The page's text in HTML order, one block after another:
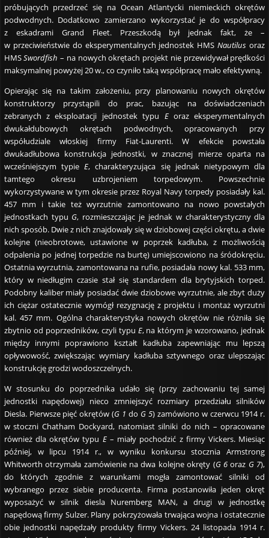
próbujących przedrzeć się na Ocean Atlantycki niemieckich okrętów
podwodnych. Dodatkowo zamierzano wykorzystać je do współpracy
z eskadrami Grand Fleet. Przeszkodą był jednak fakt, że –
w przeciwieństwie do eksperymentalnych jednostek HMSNautilus oraz
HMSSwordfish – na nowych okrętach projekt nie przewidywał prędkości
maksymalnej powyżej 20 w., co czyniło taką współpracę mało efektywną.
Opierając się na takim założeniu, przy planowaniu nowych okrętów
konstruktorzy przystąpili do prac, bazując na doświadczeniach
zebranych z eksploatacji jednostek typu Eoraz eksperymentalnych
dwukałdubowych okrętach podwodnych, opracowanych przy
współudziale włoskiej firmy Fiat-Laurenti. W efekcie powstała
dwukadłubowa konstrukcja jednostki, w znacznej mierze oparta na
wcześniejszym typieE, charakteryzująca się jednak nietypowym dla
tamtego okresu uzbrojeniem torpedowym. Powszechnie
wykorzystywane w tym okresie przez Royal Navy torpedy posiadały kal.
457 mm i takie też wyrzutnie zamontowano na nowo powstałych
jednostkach typu G, rozmieszczając je jednak w charakterystyczny dla
nich sposób. Dwie z nich znajdowały się w dziobowej części okrętu, a dwie
kolejne (nieobrotowe, ustawione w poprzek kadłuba, z możliwością
odpalenia po jednej torpedzie na burtę) umiejscowiono na śródokręciu.
Ostatnia wyrzutnia, zamontowana na rufie, posiadała nowy kal. 533 mm,
który w niedługim czasie stał się standardem dla brytyjskich torped.
Podobny kaliber miały posiadać dwie dziobowe wyrzutnie, ale zbyt duży
ich ciężar ostatecznie wymógł rezygnację z projektu i montaż wyrzutni
kal. 457 mm. Ogólna charakterystyka nowych okrętów nie różniła się
zbytnio od poprzedników, czyli typu E, na którym je wzorowano, jednak
między innymi poprawiono kształt kadłuba zapewniając mu lepszą
opływowość, zwiększając wymiary kadłuba sztywnego oraz ulepszając
konstrukcję grodzi wodoszczelnych.
W stosunku do poprzednika udało się (przy zachowaniu tej samej
jednostki napędowej) nieco zmniejszyć rozmiary przedziału silników
Diesla. Pierwsze pięć okrętów (G 1 do G 5) zamówiono w czerwcu 1914 r.
w stoczni Chatham Dockyard, natomiast silniki do nich – opracowane
również dla okrętów typu E– miały pochodzić z firmy Vickers. Miesiąc
później, w lipcu 1914 r., w wyniku konkursu stocznia Armstrong
Whitworth otrzymała zamówienie na dwa kolejne okręty (G 6 oraz G 7),
do których zgodnie z warunkami mogła zamontować silniki od
wybranego przez siebie producenta. Firma postanowiła jeden okręt
wyposażyć w silnik diesla Nuremberg MAN, a drugi w jednostkę
napędową firmy Sulzer. Plany pokrzyżowała trwająca wojna i ostatecznie
obie jednostki napędzały produkty firmy Vickers. 24 listopada 1914 r.